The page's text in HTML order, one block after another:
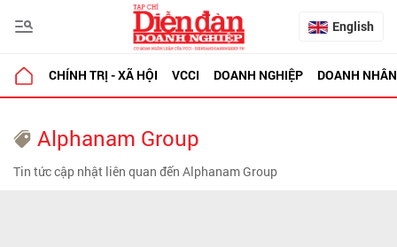
English
CHÍNH TRỊ - XÃ HỘI VCCI DOANH NGHIỆP DOANH NHÂN
Alphanam Group
Tin tức cập nhật liên quan đến Alphanam Group